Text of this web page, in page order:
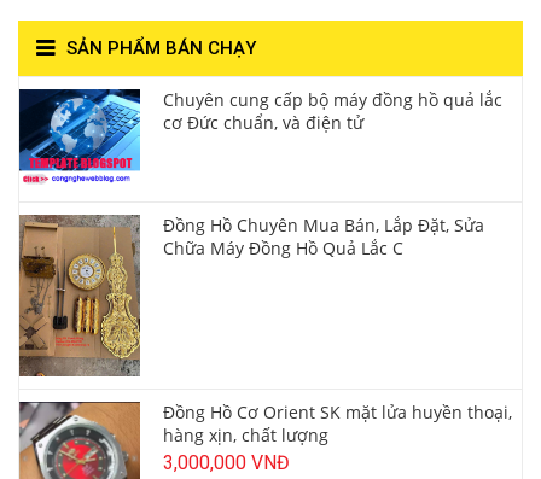
SẢN PHẨM BÁN CHẠY
Chuyên cung cấp bộ máy đồng hồ quả lắc
cơ Đức chuẩn, và điện tử
Đồng Hồ Chuyên Mua Bán, Lắp Đặt, Sửa
Chữa Máy Đồng Hồ Quả Lắc C
Đồng Hồ Cơ Orient SK mặt lửa huyền thoại,
hàng xịn, chất lượng
3,000,000 VNĐ